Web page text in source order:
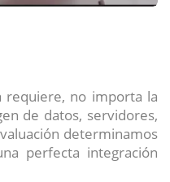
requiere, no importa la
de datos, servidores,
determinamos
perfecta integración